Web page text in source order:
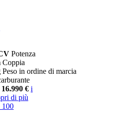
Potenza
Coppia
Peso in ordine di marcia
€ i
di più
100